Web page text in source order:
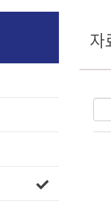
임상교육위원
동물의료대
자